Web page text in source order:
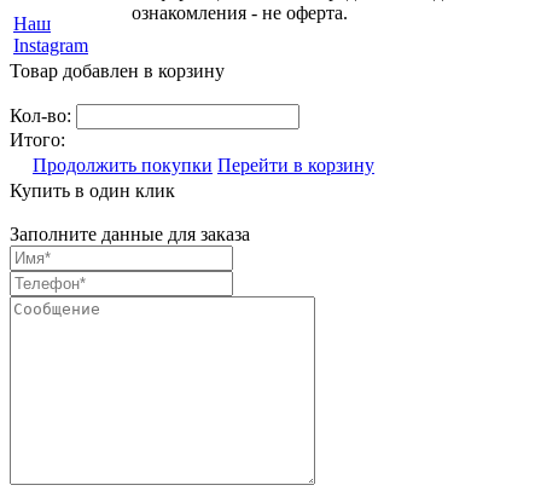
Наш
Instagram
ознакомления - не оферта.
Товар добавлен в корзину
Кол-во:
Итого:
Продолжить покупки Перейти в корзину
Купить в один клик
Заполните данные для заказа